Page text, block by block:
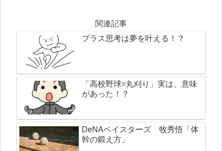
関連記事
プラス思考は夢を叶える！？
「高校野球=丸刈り」実は、意味
があった！？
DeNAベイスターズ 牧秀悟「体
幹の鍛え方」